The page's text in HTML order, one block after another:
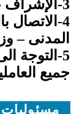
3-الإشراف على عملية الإخلاء
4-الاتصال
المدنى –
5-التوجة
جميع
مسئوليات